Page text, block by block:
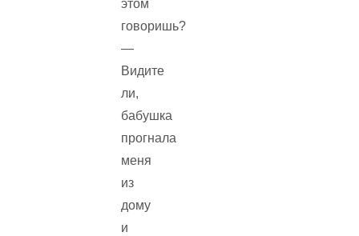
этом
говоришь?
—
Видите
ли,
бабушка
прогнала
меня
из
дому
и